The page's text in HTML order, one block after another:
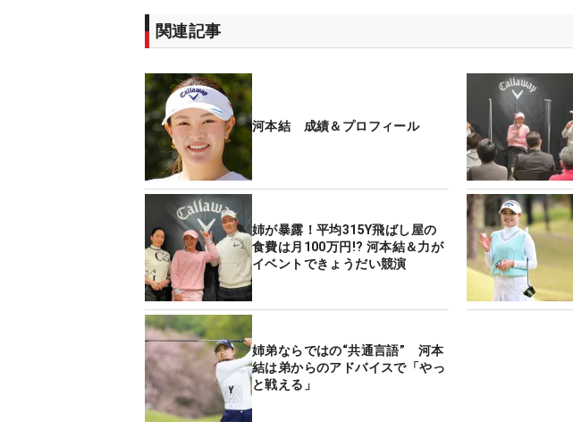
関連記事
河本結 成績＆プロフィール
姉が暴露！平均315Y飛ばし屋の
食費は月100万円!? 河本結＆力が
イベントできょうだい競演
姉弟ならではの“共通言語” 河本
結は弟からのアドバイスで「やっ
と戦える」